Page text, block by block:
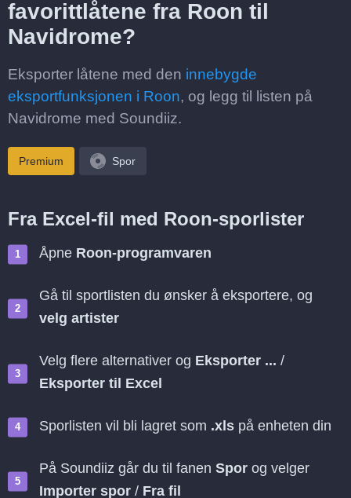
favorittlåtene fra Roon til
Navidrome?
Eksporter låtene med den innebygde
eksportfunksjonen i Roon, og legg til listen på
Navidrome med Soundiiz.
Premium Spor
Fra Excel-fil med Roon-sporlister
Åpne Roon-programvaren
Gå til sportlisten du ønsker å eksportere, og
velg artister
Velg flere alternativer og Eksporter ... /
Eksporter til Excel
Sporlisten vil bli lagret som .xls på enheten din
På Soundiiz går du til fanen Spor og velger
Importer spor / Fra fil